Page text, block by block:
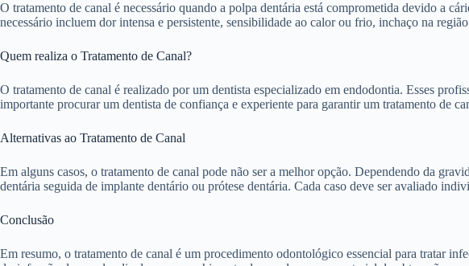
O tratamento de canal é necessário quando a polpa dentária está comprometida devido a
necessário incluem dor intensa e persistente, sensibilidade ao calor ou frio, inchaço na
Quem realiza o Tratamento de Canal?
O tratamento de canal é realizado por um dentista especializado em endodontia. Esses
importante procurar um dentista de confiança e experiente para garantir um tratamento de
Alternativas ao Tratamento de Canal
Em alguns casos, o tratamento de canal pode não ser a melhor opção. Dependendo da
dentária seguida de implante dentário ou prótese dentária. Cada caso deve ser avaliado
Conclusão
Em resumo, o tratamento de canal é um procedimento odontológico essencial para tratar